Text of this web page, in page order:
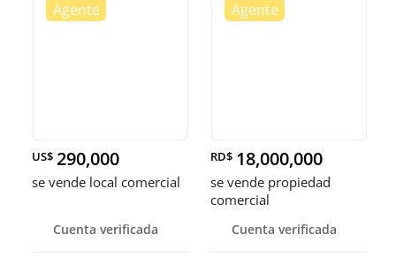
US$ 290,000
se vende local comercial
Cuenta verificada
RD$ 18,000,000
se vende propiedad
comercial
Cuenta verificada